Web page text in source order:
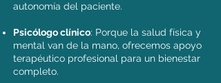
autonomía del paciente.
Psicólogo clínico: Porque la salud física y
mental van de la mano, ofrecemos apoyo
terapéutico profesional para un bienestar
completo.